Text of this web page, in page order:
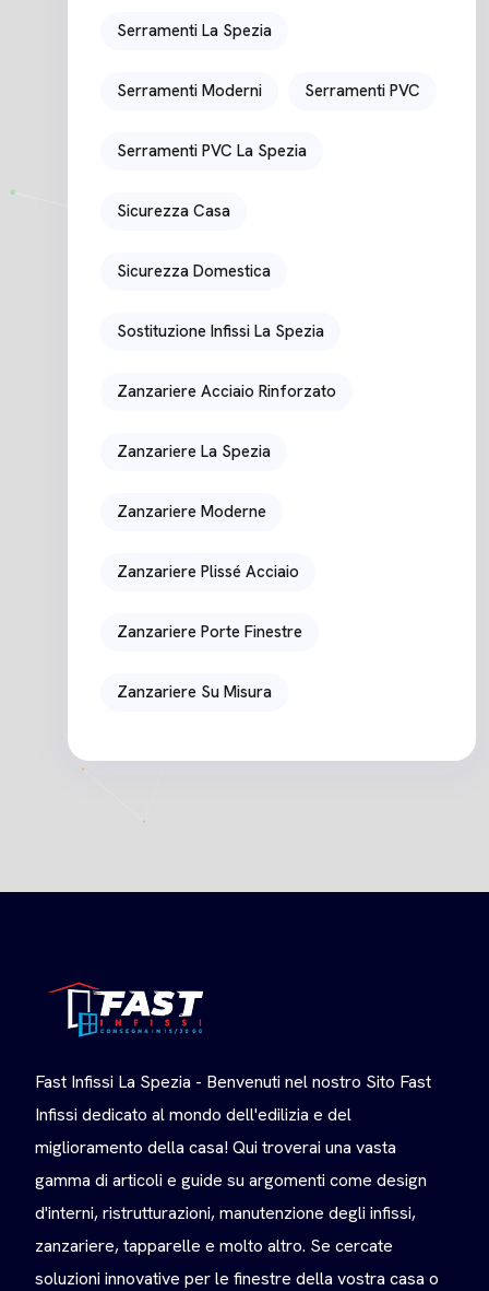
Serramenti La Spezia
Serramenti Moderni Serramenti PVC
Serramenti PVC La Spezia
Sicurezza Casa
Sicurezza Domestica
Sostituzione Infissi La Spezia
Zanzariere Acciaio Rinforzato
Zanzariere La Spezia
Zanzariere Moderne
Zanzariere Plissé Acciaio
Zanzariere Porte Finestre
Zanzariere Su Misura
Fast Infissi La Spezia - Benvenuti nel nostro Sito Fast
Infissi dedicato al mondo dell'edilizia e del
miglioramento della casa! Qui troverai una vasta
gamma di articoli e guide su argomenti come design
d'interni, ristrutturazioni, manutenzione degli infissi,
zanzariere, tapparelle e molto altro. Se cercate
soluzioni innovative per le finestre della vostra casa o